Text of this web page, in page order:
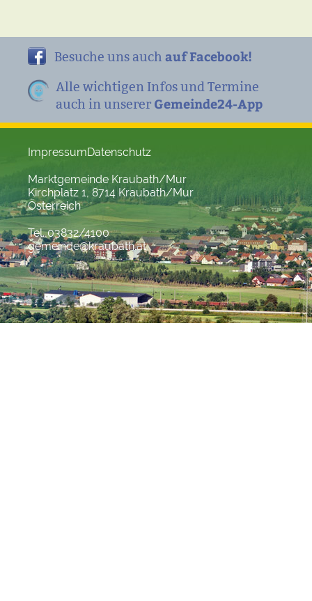
Besuche uns auch auf Facebook!
Alle wichtigen Infos und Termine
auch in unserer Gemeinde24-App
ImpressumDatenschutz
Marktgemeinde Kraubath/Mur
Kirchplatz 1, 8714 Kraubath/Mur
Österreich
Tel. 03832/4100
gemeinde@kraubath.at